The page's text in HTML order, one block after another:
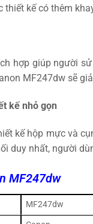
kế có thêm
hợp giúp người
MF247dw sẽ
kế nhỏ gọn
kế hộp mực và
duy nhất, người
MF247dw
MF247dw